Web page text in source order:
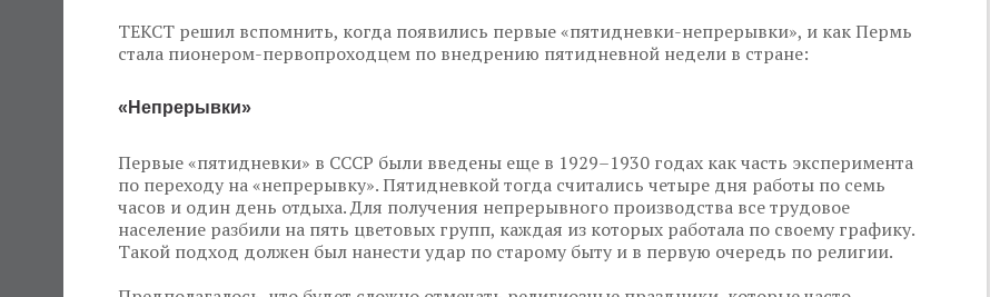
ТЕКСТ решил вспомнить, когда появились первые «пятидневки-непрерывки», и как Пермь
стала пионером-первопроходцем по внедрению пятидневной недели в стране:
«Непрерывки»
Первые «пятидневки» в СССР были введены еще в 1929–1930 годах как часть эксперимента
по переходу на «непрерывку». Пятидневкой тогда считались четыре дня работы по семь
часов и один день отдыха. Для получения непрерывного производства все трудовое
население разбили на пять цветовых групп, каждая из которых работала по своему графику.
Такой подход должен был нанести удар по старому быту и в первую очередь по религии.